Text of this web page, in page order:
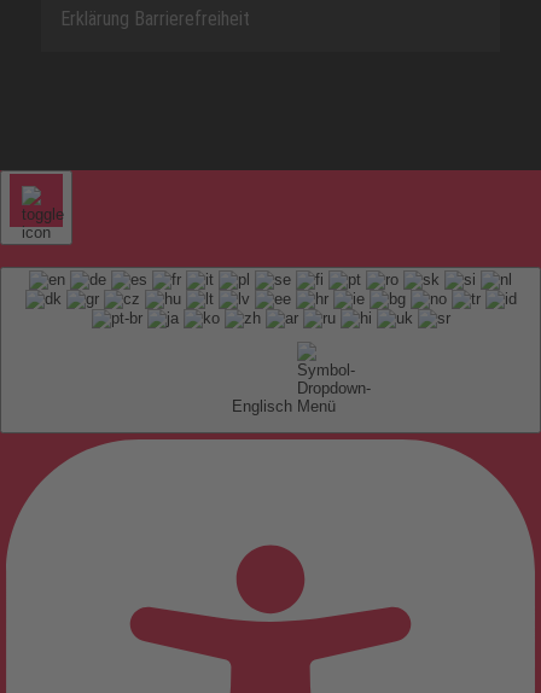
Erklärung Barrierefreiheit
Englisch